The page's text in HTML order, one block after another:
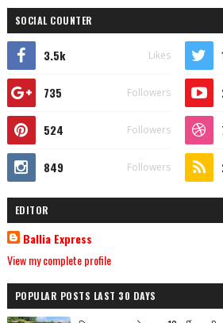
SOCIAL COUNTER
3.5k Likes
735 Followers
524 Followers
849 Followers
EDITOR
Ballia Express
View my complete profile
POPULAR POSTS LAST 30 DAYS